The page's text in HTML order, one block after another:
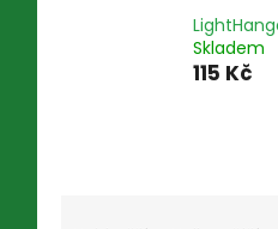
Skladem
115 Kč